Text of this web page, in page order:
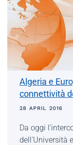
Algeria e
connettività
28 APRIL 2016
Da oggi
dell’Università